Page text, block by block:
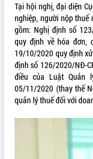
Tại hội nghị, đại diện
nghiệp, người nộp thuế
gồm: Nghị định số
quy định về hóa đơn,
19/10/2020 quy định
định số 126/2020/NĐ-
điều của Luật Quản
05/11/2020 (thay thế
quản lý thuế đối với